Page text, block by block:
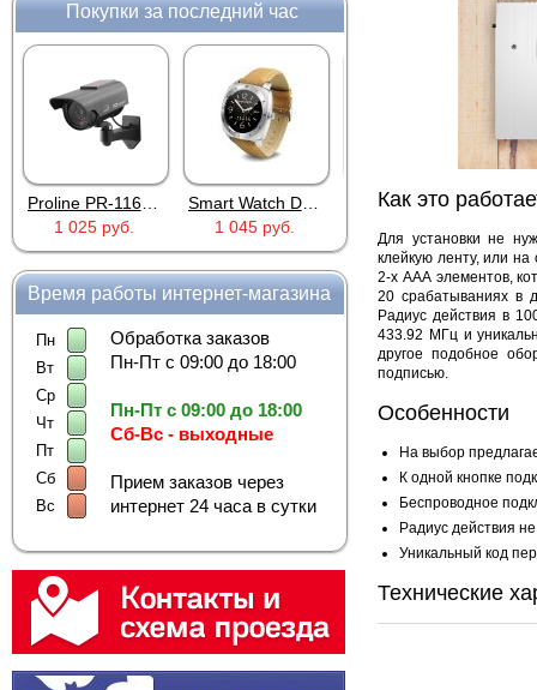
Покупки за последний час
1 045 руб.
5 335 руб.
RTU5024
Время работы интернет-магазина
Пн
Вт
Ср
Чт
Пт
Сб
Вс
Обработка заказов
Пн-Пт с 09:00 до 18:00
Пн-Пт с 09:00 до 18:00
Сб-Вс - выходные
Прием заказов через
интернет 24 часа в сутки
Как это
Для установки не
клейкую ленту, или
2-х ААА элементов,
20 срабатываниях в
Радиус действия в
433.92 МГц и
другое подобное
подписью.
Особенности
На выбор
К одной кнопке
Беспроводное
Радиус действия
Уникальный код
Технические